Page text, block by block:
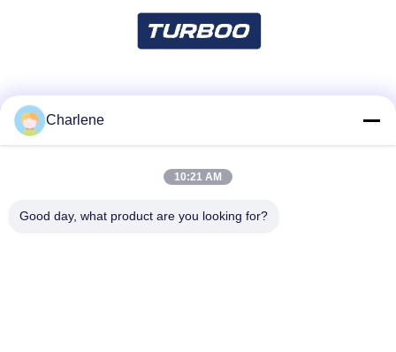
Liên lạc nhanh
Điện thoại
Charlene
10:21 AM
Good day, what product are you looking for?